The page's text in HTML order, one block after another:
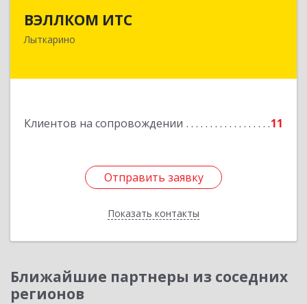
ВЭЛЛКОМ ИТС
Лыткарино
Клиентов на сопровождении 11
Отправить заявку
Показать контакты
Лыткарино г, Первомайская ул, дом № 3/5,
Отправить заявку
Назад
Ближайшие партнеры из соседних
регионов